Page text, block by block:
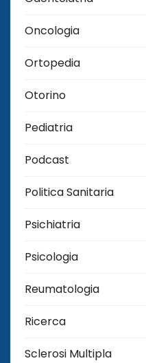
Oncologia
Ortopedia
Otorino
Pediatria
Podcast
Politica Sanitaria
Psichiatria
Psicologia
Reumatologia
Ricerca
Sclerosi Multipla